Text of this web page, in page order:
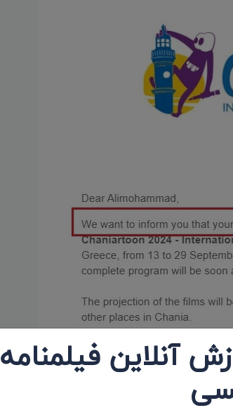
آنلاین فیلمنامه